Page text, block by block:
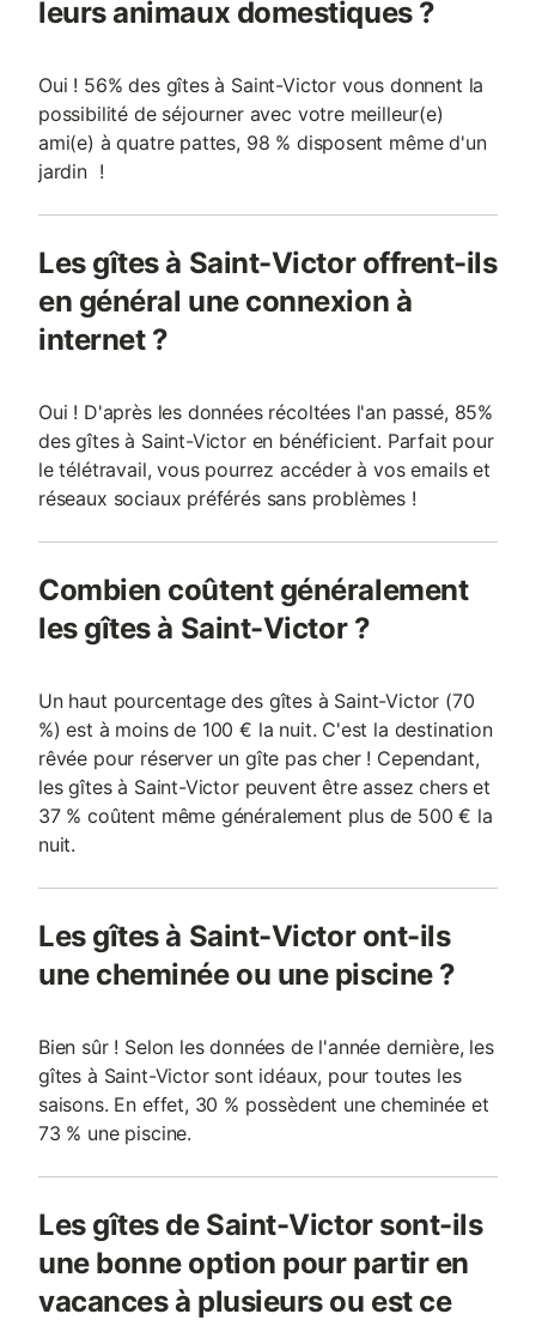
leurs animaux domestiques ?
Oui ! 56% des gîtes à Saint-Victor vous donnent la
possibilité de séjourner avec votre meilleur(e)
ami(e) à quatre pattes, 98 % disposent même d'un
jardin !
Les gîtes à Saint-Victor offrent-ils
en général une connexion à
internet ?
Oui ! D'après les données récoltées l'an passé, 85%
des gîtes à Saint-Victor en bénéficient. Parfait pour
le télétravail, vous pourrez accéder à vos emails et
réseaux sociaux préférés sans problèmes !
Combien coûtent généralement
les gîtes à Saint-Victor ?
Un haut pourcentage des gîtes à Saint-Victor (70
%) est à moins de 100 € la nuit. C'est la destination
rêvée pour réserver un gîte pas cher ! Cependant,
les gîtes à Saint-Victor peuvent être assez chers et
37 % coûtent même généralement plus de 500 € la
nuit.
Les gîtes à Saint-Victor ont-ils
une cheminée ou une piscine ?
Bien sûr ! Selon les données de l'année dernière, les
gîtes à Saint-Victor sont idéaux, pour toutes les
saisons. En effet, 30 % possèdent une cheminée et
73 % une piscine.
Les gîtes de Saint-Victor sont-ils
une bonne option pour partir en
vacances à plusieurs ou est ce